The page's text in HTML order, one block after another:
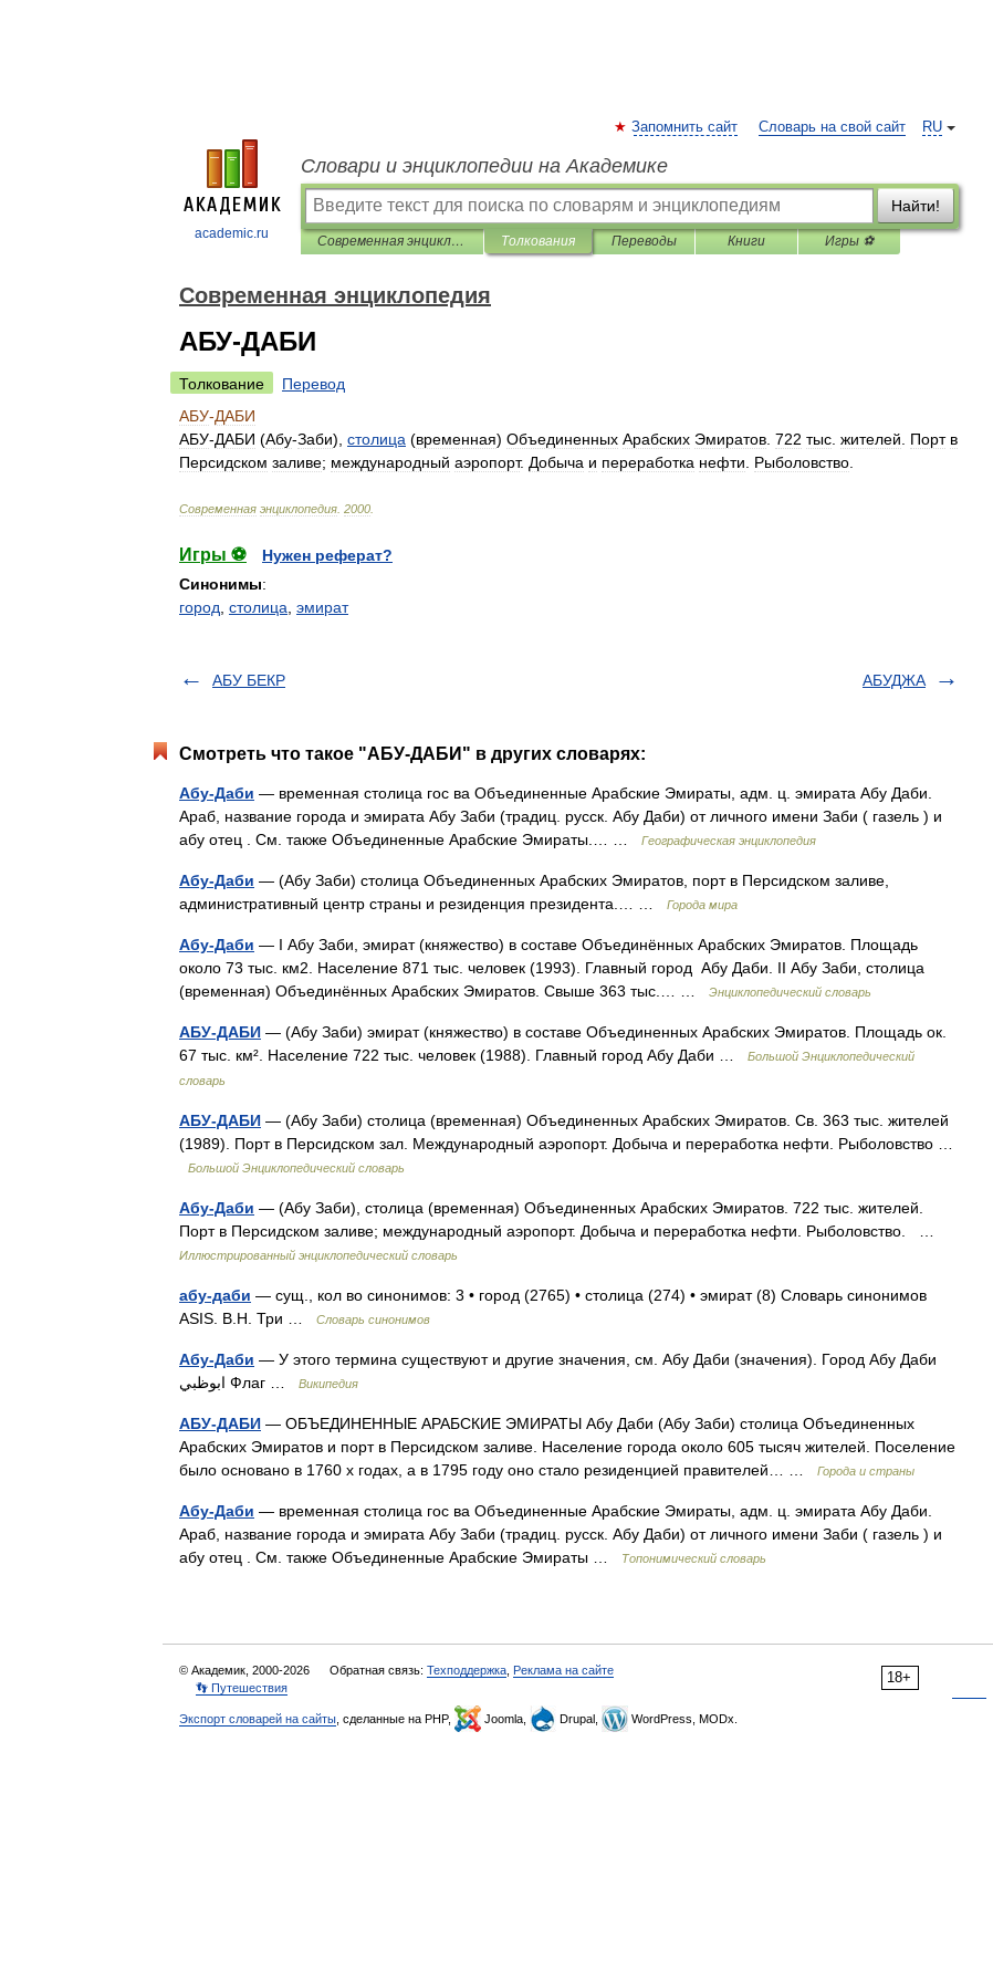
academic.ru
RU
Запомнить сайт Словарь на свой сайт
Словари и энциклопедии на Академике
Найти!
Современная энциклопедия Толкования Переводы Книги Игры ⚽
Современная энциклопедия
АБУ-ДАБИ
Толкование
Перевод
АБУ-ДАБИ
АБУ-ДАБИ (Абу-Заби), столица (временная) Объединенных Арабских Эмиратов 722 тыс жителей Порт в
Персидском заливе; международный аэропорт. Добыча и переработка нефти Рыболовство
Современная энциклопедия 2000
Игры ⚽
Нужен реферат?
Синонимы:
город столица эмират
АБУ БЕКР АБУДЖА
Смотреть что такое "АБУ-ДАБИ" в других словарях:
Абу-Даби — временная столица гос ва Объединенные Арабские Эмираты, адм. ц. эмирата Абу Даби.
Араб, название города и эмирата Абу Заби (традиц. русск. Абу Даби) от личного имени Заби ( газель ) и
абу отец . См. также Объединенные Арабские Эмираты.… …
Географическая энциклопедия
Абу-Даби — (Абу Заби) столица Объединенных Арабских Эмиратов, порт в Персидском заливе,
административный центр страны и резиденция президента.… …
Города мира
Абу-Даби — I Абу Заби, эмират (княжество) в составе Объединённых Арабских Эмиратов. Площадь
около 73 тыс. км2. Население 871 тыс. человек (1993). Главный город Абу Даби. II Абу Заби, столица
(временная) Объединённых Арабских Эмиратов. Свыше 363 тыс.… …
Энциклопедический словарь
АБУ-ДАБИ — (Абу Заби) эмират (княжество) в составе Объединенных Арабских Эмиратов. Площадь ок.
67 тыс. км². Население 722 тыс. человек (1988). Главный город Абу Даби …
Большой Энциклопедический
словарь
АБУ-ДАБИ — (Абу Заби) столица (временная) Объединенных Арабских Эмиратов. Св. 363 тыс. жителей
(1989). Порт в Персидском зал. Международный аэропорт. Добыча и переработка нефти. Рыболовство …
Большой Энциклопедический словарь
Абу-Даби — (Абу Заби), столица (временная) Объединенных Арабских Эмиратов. 722 тыс. жителей.
Порт в Персидском заливе; международный аэропорт. Добыча и переработка нефти. Рыболовство. …
Иллюстрированный энциклопедический словарь
абу-даби — сущ., кол во синонимов: 3 • город (2765) • столица (274) • эмират (8) Словарь синонимов
ASIS. В.Н. Три …
Словарь синонимов
Абу-Даби — У этого термина существуют и другие значения, см. Абу Даби (значения). Город Абу Даби
ابوظبي Флаг …
Википедия
АБУ-ДАБИ — ОБЪЕДИНЕННЫЕ АРАБСКИЕ ЭМИРАТЫ Абу Даби (Абу Заби) столица Объединенных
Арабских Эмиратов и порт в Персидском заливе. Население города около 605 тысяч жителей. Поселение
было основано в 1760 х годах, а в 1795 году оно стало резиденцией правителей… …
Города и страны
Абу-Даби — временная столица гос ва Объединенные Арабские Эмираты, адм. ц. эмирата Абу Даби.
Араб, название города и эмирата Абу Заби (традиц. русск. Абу Даби) от личного имени Заби ( газель ) и
абу отец . См. также Объединенные Арабские Эмираты …
Топонимический словарь
18+
© Академик, 2000-2026 Обратная связь: Техподдержка Реклама на сайте
👣 Путешествия
Экспорт словарей на сайты , сделанные на PHP, Joomla, Drupal, WordPress, MODx.